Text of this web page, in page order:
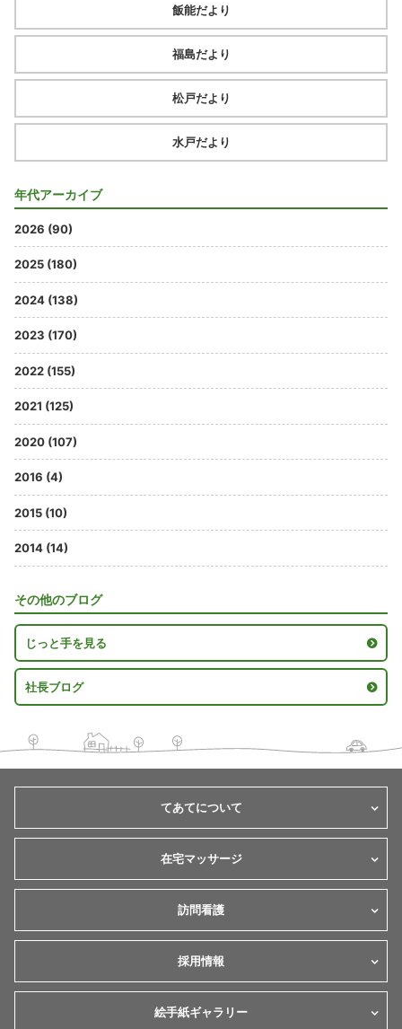
飯能だより
福島だより
松戸だより
水戸だより
年代アーカイブ
2026 (90)
2025 (180)
2024 (138)
2023 (170)
2022 (155)
2021 (125)
2020 (107)
2016 (4)
2015 (10)
2014 (14)
その他のブログ
じっと手を見る
社長ブログ
てあてについて
在宅マッサージ
訪問看護
採用情報
絵手紙ギャラリー